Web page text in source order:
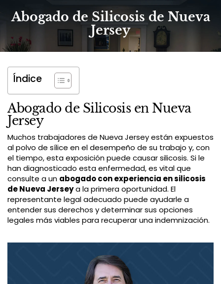
Abogado de Silicosis de Nueva
Jersey
Índice
Abogado de Silicosis en Nueva
Jersey
Muchos trabajadores de Nueva Jersey están expuestos
al polvo de sílice en el desempeño de su trabajo y, con
el tiempo, esta exposición puede causar silicosis. Si le
han diagnosticado esta enfermedad, es vital que
consulte a un abogado con experiencia en silicosis
de Nueva Jerseya la primera oportunidad. El
representante legal adecuado puede ayudarle a
entender sus derechos y determinar sus opciones
legales más viables para recuperar una indemnización.